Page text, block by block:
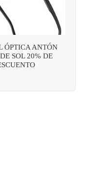
ÓPTICA ANTÓN
SOL 20% DE